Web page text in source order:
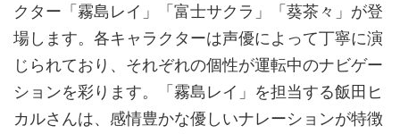
クター「霧島レイ」「富士サクラ」「葵茶々」が登
場します。各キャラクターは声優によって丁寧に演
じられており、それぞれの個性が運転中のナビゲー
ションを彩ります。「霧島レイ」を担当する飯田ヒ
カルさんは、感情豊かな優しいナレーションが特徴